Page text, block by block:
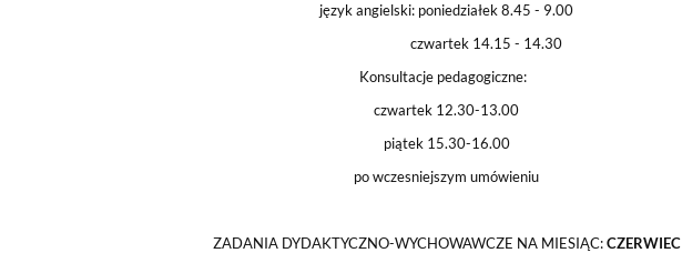
język angielski: poniedziałek 8.45 - 9.00
czwartek 14.15 - 14.30
Konsultacje pedagogiczne:
czwartek 12.30-13.00
piątek 15.30-16.00
po wczesniejszym umówieniu
ZADANIA DYDAKTYCZNO-WYCHOWAWCZE NA MIESIĄC:CZERWIEC